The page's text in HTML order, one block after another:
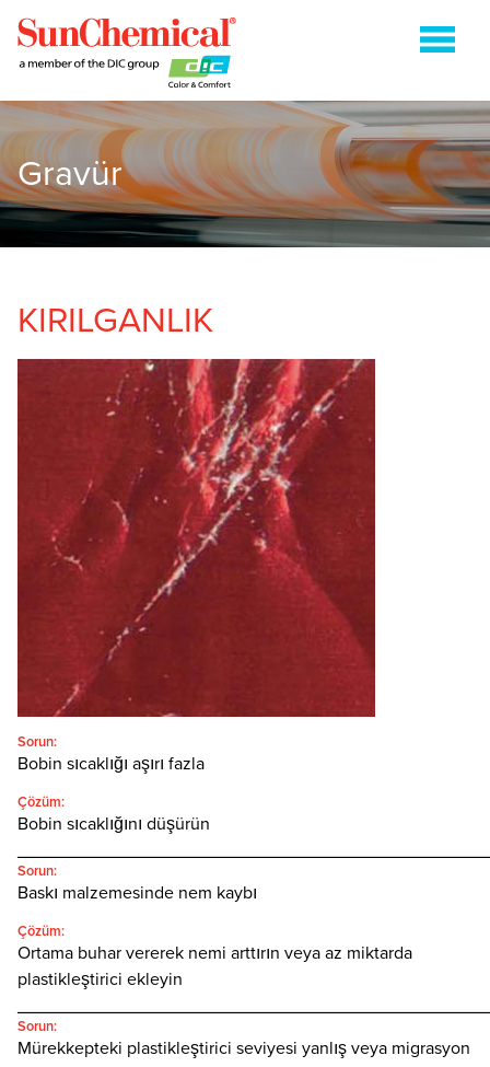
ENERJI (IŞIKLA) KURUMALI
FLEKSOGRAFİ
TABAKA OFSET
İLETIŞIM
Türkçe
Gravür
KIRILGANLIK
Sorun:
Bobin sıcaklığı aşırı fazla
Çözüm:
Bobin sıcaklığını düşürün
Sorun:
Baskı malzemesinde nem kaybı
Çözüm:
Ortama buhar vererek nemi arttırın veya az miktarda
plastikleştirici ekleyin
Sorun:
Mürekkepteki plastikleştirici seviyesi yanlış veya migrasyon